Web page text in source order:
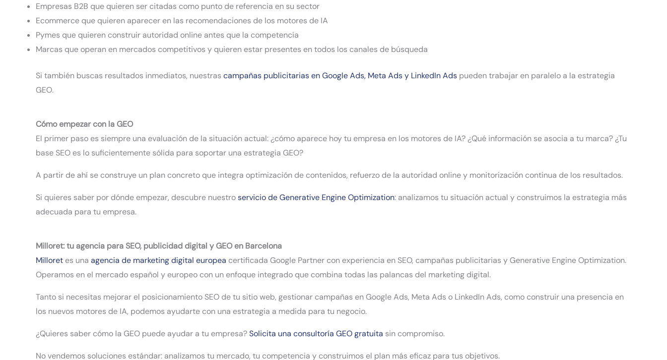
Empresas B2B que quieren ser citadas como punto de referencia en su sector
Ecommerce que quieren aparecer en las recomendaciones de los motores de IA
Pymes que quieren construir autoridad online antes que la competencia
Marcas que operan en mercados competitivos y quieren estar presentes en todos los canales de búsqueda
Si también buscas resultados inmediatos, nuestras campañas publicitarias en Google Ads, Meta Ads y LinkedIn Ads pueden trabajar en paralelo a la estrategia
GEO.
Cómo empezar con la GEO
El primer paso es siempre una evaluación de la situación actual: ¿cómo aparece hoy tu empresa en los motores de IA? ¿Qué información se asocia a tu marca? ¿Tu
base SEO es lo suficientemente sólida para soportar una estrategia GEO?
A partir de ahí se construye un plan concreto que integra optimización de contenidos, refuerzo de la autoridad online y monitorización continua de los resultados.
Si quieres saber por dónde empezar, descubre nuestroservicio de Generative Engine Optimization: analizamos tu situación actual y construimos la estrategia más
adecuada para tu empresa.
Milloret: tu agencia para SEO, publicidad digital y GEO en Barcelona
Milloret es una agencia de marketing digital europea certificada Google Partner con experiencia en SEO, campañas publicitarias y Generative Engine Optimization.
Operamos en el mercado español y europeo con un enfoque integrado que combina todas las palancas del marketing digital.
Tanto si necesitas mejorar el posicionamiento SEO de tu sitio web, gestionar campañas en Google Ads, Meta Ads o LinkedIn Ads, como construir una presencia en
los nuevos motores de IA, podemos ayudarte con una estrategia a medida para tu negocio.
¿Quieres saber cómo la GEO puede ayudar a tu empresa?Solicita una consultoría GEO gratuita sin compromiso.
No vendemos soluciones estándar: analizamos tu mercado, tu competencia y construimos el plan más eficaz para tus objetivos.